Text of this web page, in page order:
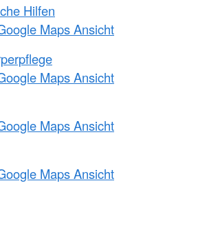
Hilfen
Maps Ansicht
Maps Ansicht
Maps Ansicht
Maps Ansicht